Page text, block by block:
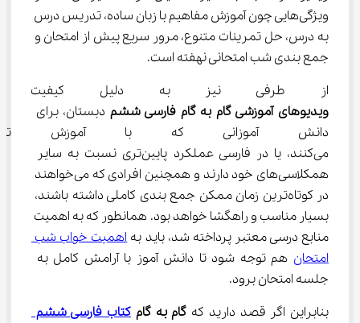
ویژگی‌هایی چون آموزش مفاهیم با زبان ساده، تدریس درس
به درس، حل تمرینات متنوع، مرور سریع پیش از امتحان و
جمع بندی شب امتحانی نهفته است.
از طرفی نیز به دلیل کیفیت
ویدیوهای آموزشی گام به گام فارسی ششم دبستان، برای
دانش آموزانی که با آموزش
می‌کنند، یا در فارسی عملکرد پایین‌تری نسبت به سایر
همکلاسی‌های خود دارند و همچنین افرادی که می‌خواهند
در کوتاه‌ترین زمان ممکن جمع بندی کاملی داشته باشند،
بسیار مناسب و راهگشا خواهد بود. همانطور که به اهمیت
منابع درسی معتبر پرداخته شد، باید به اهمیت خواب شب
امتحان هم توجه شود تا دانش آموز با آرامش کامل به
جلسه امتحان برود.
بنابراین اگر قصد دارید که گام به گام کتاب فارسی ششم